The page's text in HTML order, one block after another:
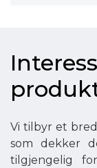
Vi tilbyr et
som dekker
tilgjengelig